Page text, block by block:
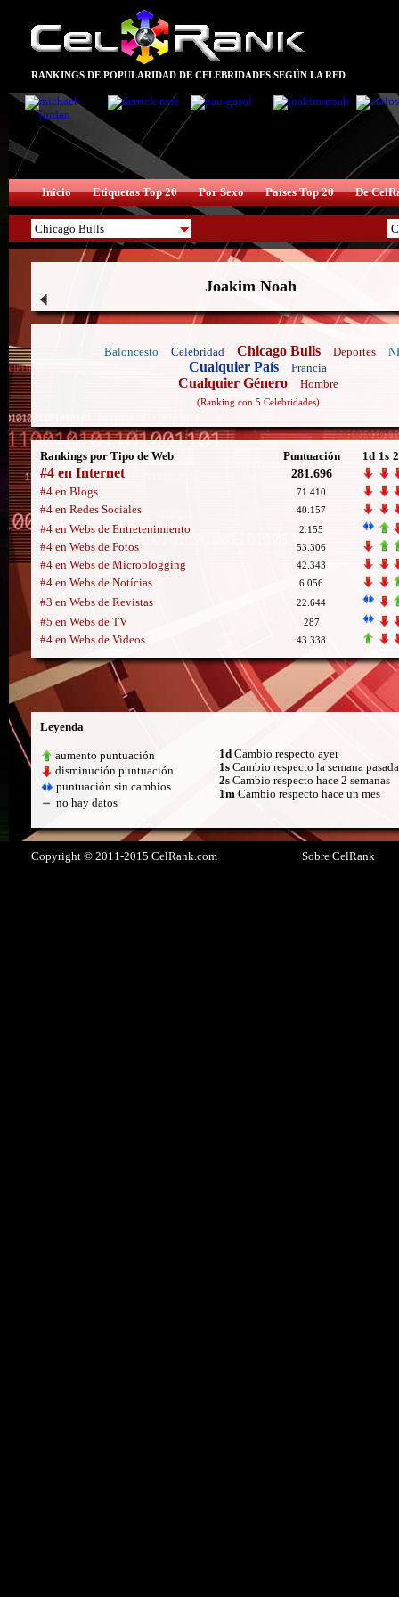
RANKINGS DE POPULARIDAD DE CELEBRIDADES SEGÚN LA RED
Inicio Etiquetas Top 20 Por Sexo Países Top 20 De
Joakim Noah
Baloncesto Celebridad Chicago Bulls Deportes
Cualquier País Francia
Cualquier Género Hombre
(Ranking con 5 Celebridades)
Rankings por Tipo de Web Puntuación 1d 1s
#4 en Internet
281.696
#4 en Blogs
71.410
#4 en Redes Sociales 40.157
#4 en Webs de Entretenimiento 2.155
#4 en Webs de Fotos 53.306
#4 en Webs de Microblogging 42.343
#4 en Webs de Notícias 6.056
#3 en Webs de Revistas 22.644
#5 en Webs de TV 287
#4 en Webs de Videos 43.338
Leyenda
aumento puntuación
disminución puntuación
puntuación sin cambios
no hay datos
1d Cambio respecto ayer
1s Cambio respecto la semana pasada
2s Cambio respecto hace 2 semanas
1m Cambio respecto hace un mes
Copyright © 2011-2015 CelRank.com Sobre CelRank